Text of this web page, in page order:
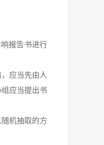
报告书进行
应当先由人
应当提出书
机抽取的方